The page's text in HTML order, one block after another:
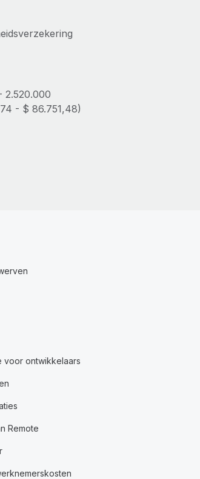
2.520.000
- $ 86.751,48)
voor ontwikkelaars
Remote